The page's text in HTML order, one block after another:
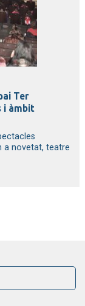
Ter
i àmbit
a novetat, teatre